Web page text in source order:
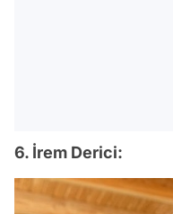
6. İrem Derici: